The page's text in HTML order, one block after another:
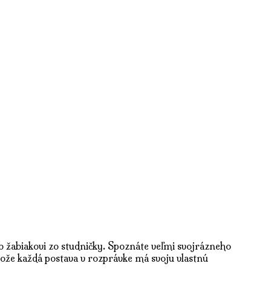
zo studničky. Spoznáte veľmi svojrázneho
každá postava v rozprávke má svoju vlastnú